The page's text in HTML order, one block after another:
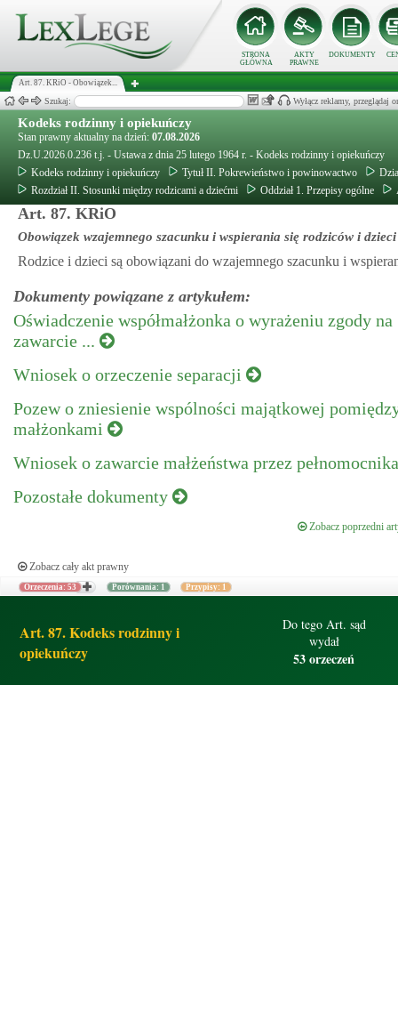
STRONA
GŁÓWNA
AKTY
PRAWNE
DOKUMENTY
Art. 87. KRiO - Obowiązek...
Szukaj: Wyłącz reklamy, przeglądaj
Kodeks rodzinny i opiekuńczy
Stan prawny aktualny na dzień: 07.08.2026
Dz.U.2026.0.236 t.j. - Ustawa z dnia 25 lutego 1964 r. - Kodeks rodzinny i opiekuńczy
Kodeks rodzinny i opiekuńczy
Tytuł II. Pokrewieństwo i powinowactwo
Rozdział II. Stosunki między rodzicami a dziećmi
Oddział 1. Przepisy ogólne
Art. 87. KRiO
Obowiązek wzajemnego szacunku i wspierania się rodziców i dzieci
Rodzice i dzieci są obowiązani do wzajemnego szacunku i
Dokumenty powiązane z artykułem:
Oświadczenie współmałżonka o wyrażeniu zgody na
zawarcie ...
Wniosek o orzeczenie separacji
Pozew o zniesienie wspólności majątkowej
małżonkami
Wniosek o zawarcie małżeństwa przez
Pozostałe dokumenty
Zobacz poprzedni
Zobacz cały akt prawny
Orzeczenia: 53 Porównania: 1 Przypisy: 1
Art. 87. Kodeks rodzinny i
opiekuńczy
Do tego Art. sąd
wydał
53 orzeczeń